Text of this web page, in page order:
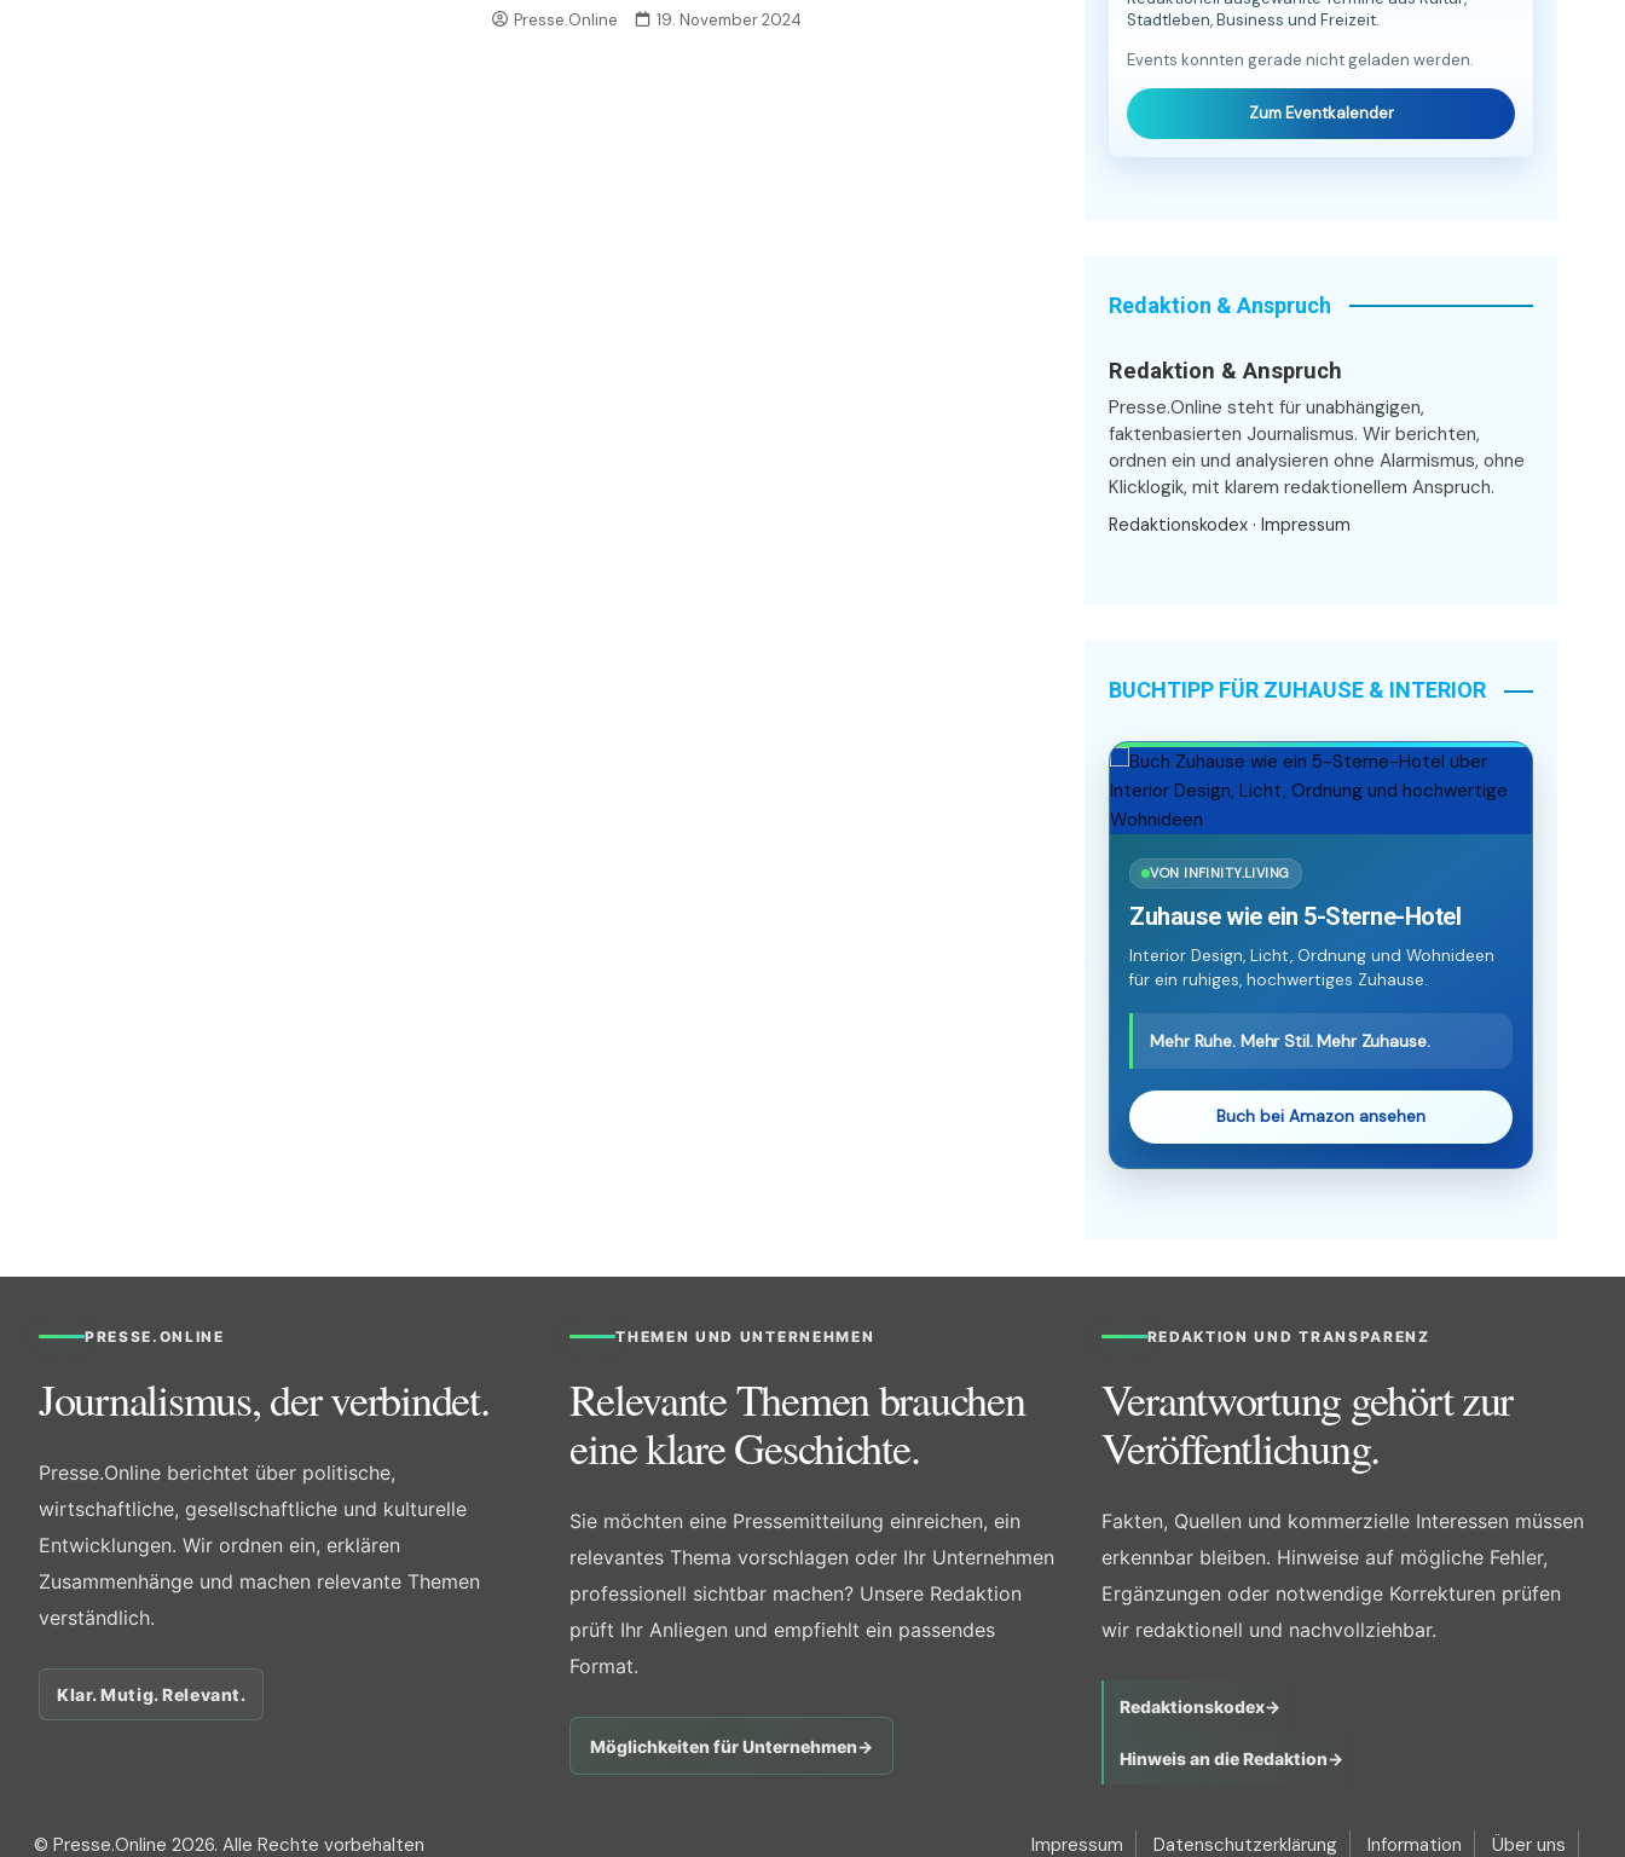
Presse.Online 19. November 2024
Stadtleben, Business und Freizeit.
Events konnten gerade nicht geladen werden.
Zum Eventkalender
Redaktion & Anspruch
Redaktion & Anspruch
Presse.Online steht für unabhängigen,
faktenbasierten Journalismus. Wir berichten,
ordnen ein und analysieren ohne Alarmismus, ohne
Klicklogik, mit klarem redaktionellem Anspruch.
Redaktionskodex · Impressum
BUCHTIPP FÜR ZUHAUSE & INTERIOR
VON INFINITY.LIVING
Zuhause wie ein 5-Sterne-Hotel
Interior Design, Licht, Ordnung und Wohnideen
für ein ruhiges, hochwertiges Zuhause.
Mehr Ruhe. Mehr Stil. Mehr Zuhause.
Buch bei Amazon ansehen
PRESSE.ONLINE
Journalismus, der verbindet.
Presse.Online berichtet über politische,
wirtschaftliche, gesellschaftliche und kulturelle
Entwicklungen. Wir ordnen ein, erklären
Zusammenhänge und machen relevante Themen
verständlich.
Klar. Mutig. Relevant.
THEMEN UND UNTERNEHMEN
Relevante Themen brauchen
eine klare Geschichte.
Sie möchten eine Pressemitteilung einreichen, ein
relevantes Thema vorschlagen oder Ihr Unternehmen
professionell sichtbar machen? Unsere Redaktion
prüft Ihr Anliegen und empfiehlt ein passendes
Format.
Möglichkeiten für Unternehmen→
REDAKTION UND TRANSPARENZ
Verantwortung gehört zur
Veröffentlichung.
Fakten, Quellen und kommerzielle Interessen müssen
erkennbar bleiben. Hinweise auf mögliche Fehler,
Ergänzungen oder notwendige Korrekturen prüfen
wir redaktionell und nachvollziehbar.
Redaktionskodex→
Hinweis an die Redaktion→
© Presse.Online 2026. Alle Rechte vorbehalten Impressum Datenschutzerklärung Information Über uns